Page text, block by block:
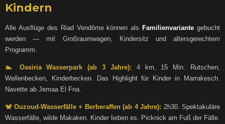
Kindern
Alle Ausflüge des Riad Vendôme können als Familienvariante gebucht
werden — mit Großraumwagen, Kindersitz und altersgerechtem
Programm.
🏊 Oasiria Wasserpark (ab 3 Jahre): 4 km, 15 Min. Rutschen,
Wellenbecken, Kinderbecken. Das Highlight für Kinder in Marrakesch.
Navette ab Jemaa El Fna.
🐒 Ouzoud-Wasserfälle + Berberaffen (ab 4 Jahre): 2h30. Spektakuläre
Wasserfälle, wilde Makaken. Kinder lieben es. Picknick am Fuß der Fälle.